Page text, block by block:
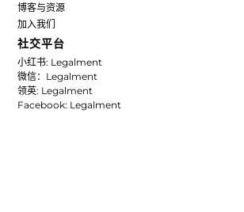
博客与资源
加入我们
社交平台
小红书: Legalment
微信：Legalment
领英: Legalment
Facebook: Legalment